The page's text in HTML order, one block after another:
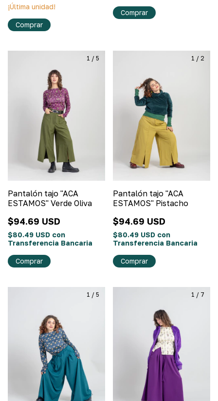
¡Última unidad!
Comprar
Comprar
1 / 5
Pantalón tajo "ACA
ESTAMOS" Verde Oliva
$94.69 USD
$80.49 USD con
Transferencia Bancaria
Comprar
1 / 2
Pantalón tajo "ACA
ESTAMOS" Pistacho
$94.69 USD
$80.49 USD con
Transferencia Bancaria
Comprar
1 / 5 1 / 7